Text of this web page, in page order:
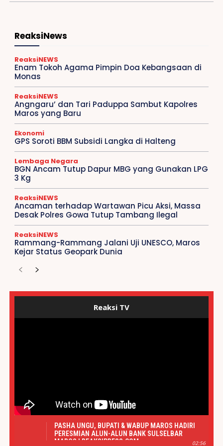
ReaksiNews
ReaksiNEWS
Enam Tokoh Agama Pimpin Doa Kebangsaan di
Monas
ReaksiNEWS
Angngaru’ dan Tari Paduppa Sambut Kapolres
Maros yang Baru
Ekonomi
GPS Soroti BBM Subsidi Langka di Halteng
Lembaga Negara
BGN Ancam Tutup Dapur MBG yang Gunakan LPG
3 Kg
ReaksiNEWS
Ancaman terhadap Wartawan Picu Aksi, Massa
Desak Polres Gowa Tutup Tambang Ilegal
ReaksiNEWS
Rammang-Rammang Jalani Uji UNESCO, Maros
Kejar Status Geopark Dunia
Reaksi TV
PASHA UNGU, BUPATI & WABUP MAROS HADIRI
PERESMIAN ALUN-ALUN BANK SULSELBAR
MAROS | REAKSIPRESS.COM
02:56